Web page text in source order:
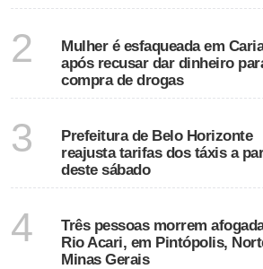
2
Mulher é esfaqueada em
após recusar dar dinheiro
compra de drogas
3
Prefeitura de Belo Horizonte
reajusta tarifas dos táxis a
deste sábado
4
Três pessoas morrem
Rio Acari, em Pintópolis,
Minas Gerais